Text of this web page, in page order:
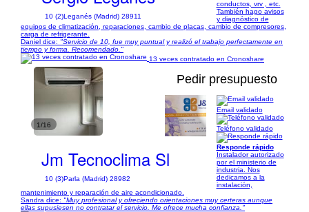
10 (2)Leganés (Madrid) 28911
conductos, vrv , etc.
También hago avisos
y diagnóstico de
equipos de climatización, reparaciones, cambio de placas, cambio de compresores,
carga de refrigerante.
Daniel dice: "Servicio de 10, fue muy puntual y realizó el trabajo perfectamente en
tiempo y forma. Recomendado."
13 veces contratado en Cronoshare
1/16
Pedir presupuesto
Jm Tecnoclima Sl
10 (3)Parla (Madrid) 28982
Email validado
Teléfono validado
Responde rápido
Instalador autorizado
por el ministerio de
industria. Nos
dedicamos a la
instalación,
mantenimiento y reparación de aire acondicionado.
Sandra dice: "Muy profesional y ofreciendo orientaciones muy certeras aunque
ellas supusiesen no contratar el servicio. Me ofrece mucha confianza."